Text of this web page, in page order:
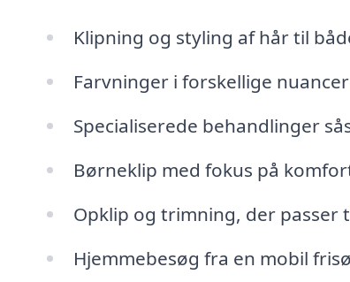
Klipning og styling af hår til
Farvninger i forskellige
Specialiserede behandlinger
Børneklip med fokus på
Opklip og trimning, der
Hjemmebesøg fra en mobil